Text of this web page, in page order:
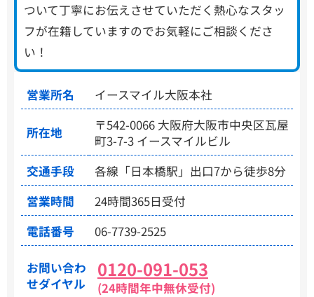
ついて丁寧にお伝えさせていただく熱心なスタッ
フが在籍していますのでお気軽にご相談くださ
い！
営業所名 イースマイル大阪本社
所在地
〒542-0066 大阪府大阪市中央区瓦屋
町3-7-3 イースマイルビル
交通手段
各線「日本橋駅」出口7から徒歩8分
営業時間
24時間365日受付
電話番号
06-7739-2525
お問い合わ
せダイヤル
0120-091-053
(24時間年中無休受付)